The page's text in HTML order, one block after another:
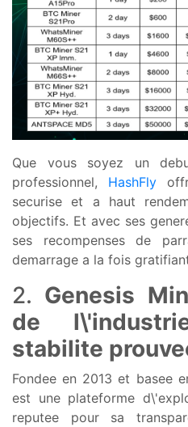
Que vous soyez un
professionnel, HashFly
securise et a haut
objectifs. Et avec ses
ses recompenses de
demarrage a la fois
2. Genesis
de
stabilite
Fondee en 2013 et basee
est une plateforme
reputee pour sa